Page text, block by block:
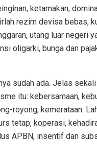
ketamakan,
rezim devisa bebas,
utang luar negeri
oligarki, bunga dan
sudah ada. Jelas
itu: kebersamaan,
royong, kemerataan.
tetap, koperasi,
APBN, insentif dan